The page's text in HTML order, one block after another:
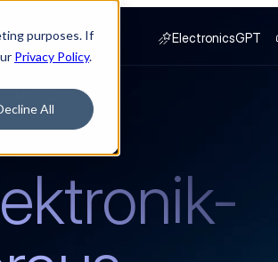
purposes. If
Privacy Policy.
All
ElectronicsGPT
UNTERNEHMEN